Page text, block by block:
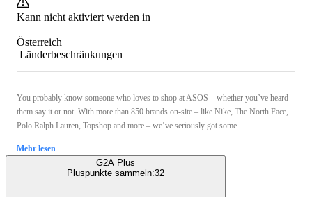
Kann nicht aktiviert werden in
Österreich
Länderbeschränkungen
You probably know someone who loves to shop at ASOS – whether you’ve heard
them say it or not. With more than 850 brands on-site – like Nike, The North Face,
Polo Ralph Lauren, Topshop and more – we’ve seriously got some ...
Mehr lesen
G2A Plus
Pluspunkte sammeln:32